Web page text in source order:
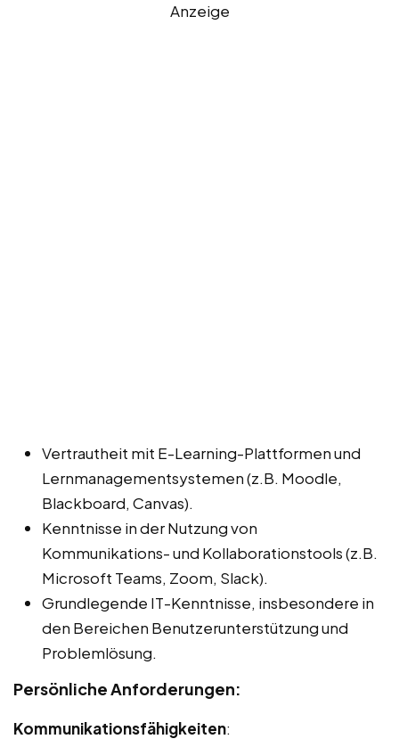
Anzeige
Vertrautheit mit E-Learning-Plattformen und
Lernmanagementsystemen (z.B. Moodle,
Blackboard, Canvas).
Kenntnisse in der Nutzung von
Kommunikations- und Kollaborationstools (z.B.
Microsoft Teams, Zoom, Slack).
Grundlegende IT-Kenntnisse, insbesondere in
den Bereichen Benutzerunterstützung und
Problemlösung.
Persönliche Anforderungen:
Kommunikationsfähigkeiten: